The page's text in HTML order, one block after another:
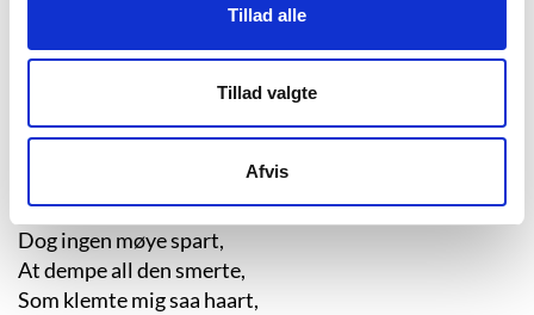
Tillad alle
Tillad valgte
Afvis
hovedtema i flere af salmerne. Videre i tråd med
pietismen er et meget karakteristisk træk ved ”Troens
personlige gudsforhold, hvilket bl.a. kommer til udtryk
i, at mange af salmerne har et jeg, som her i salmen
”Hvorledes skal jeg møde”:
”Hvor har du milde hierte
Dog ingen møye spart,
At dempe all den smerte,
Som klemte mig saa haart,